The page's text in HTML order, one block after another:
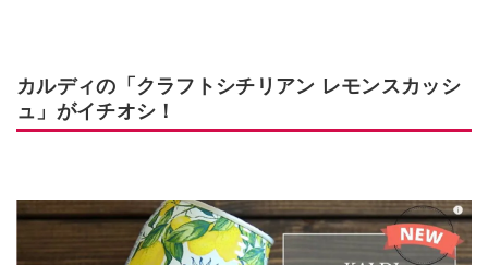
カルディの「クラフトシチリアン レモンスカッシ
ュ」がイチオシ！